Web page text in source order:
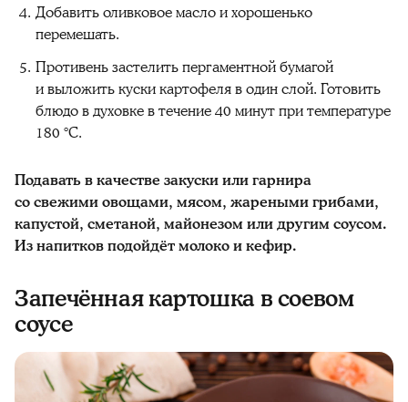
Добавить оливковое масло и хорошенько
перемешать.
Противень застелить пергаментной бумагой
и выложить куски картофеля в один слой. Готовить
блюдо в духовке в течение 40 минут при температуре
180 °C.
Подавать в качестве закуски или гарнира
со свежими овощами, мясом, жареными грибами,
капустой, сметаной, майонезом или другим соусом.
Из напитков подойдёт молоко и кефир.
Запечённая картошка в соевом
соусе